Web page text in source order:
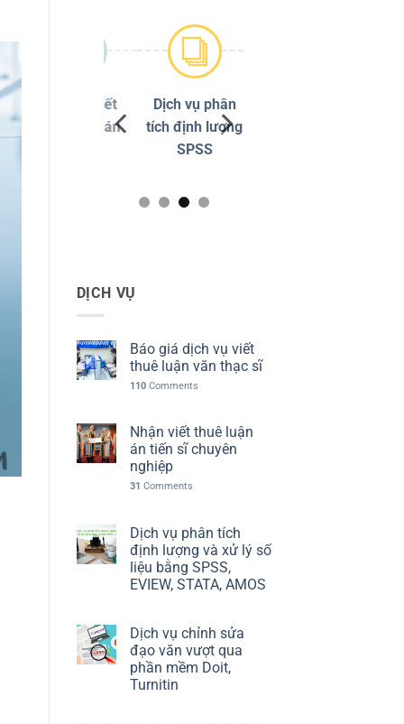
Dịch vụ phân
tích định lượng
SPSS
DỊCH VỤ
Báo giá dịch vụ viết
thuê luận văn thạc sĩ
110Comments
Nhận viết thuê luận
án tiến sĩ chuyên
nghiệp
31 Comments
Dịch vụ phân tích
định lượng và xử lý số
liệu bằng SPSS,
EVIEW, STATA, AMOS
Dịch vụ chỉnh sửa
đạo văn vượt qua
phần mềm Doit,
Turnitin